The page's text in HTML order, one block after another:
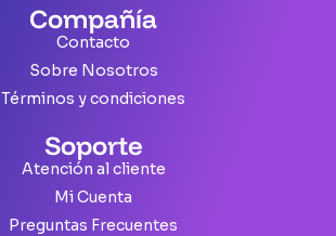
Compañía
Contacto
Sobre Nosotros
Términos y condiciones
Soporte
Atención al cliente
Mi Cuenta
Preguntas Frecuentes